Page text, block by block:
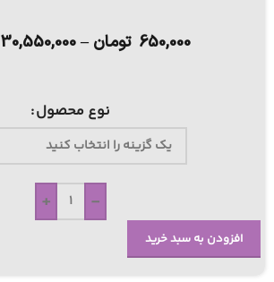
650,000 تومان –
30,550,000
نوع محصول
-
+
افزودن به سبد خرید